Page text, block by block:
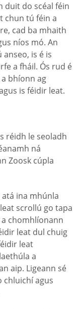
duit do scéal féin
chun tú féin a
cad ba mhaith
níos mó. An
is é is
a fháil. Ós rud é
bhíonn ag
is féidir leat.
réidh le seoladh
ná
Zoosk cúpla
ina mhúnla
scrollú go tapa
chomhlíonann
leat dul chuig
leat
a
aip. Ligeann sé
chluichí agus